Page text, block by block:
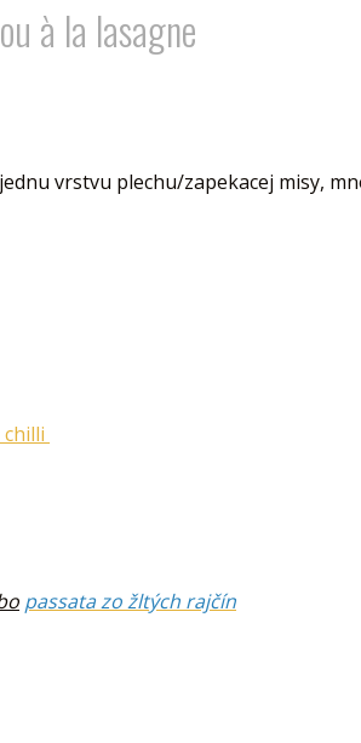
à la lasagne
vrstvu plechu/zapekacej misy,
passata zo žltých rajčín